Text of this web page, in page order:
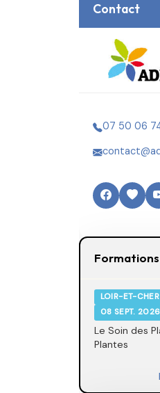
Contact
07 50 06
Formations
LOIR-ET-CHER
08 SEPT. 2026
Le Soin des
Plantes